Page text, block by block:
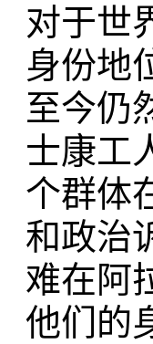
对于世
身份地
至今仍
士康工
个群体
和政治
难在阿
他们的